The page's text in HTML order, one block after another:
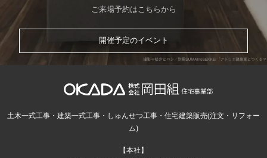
ご来場予約はこちらから
開催予定のイベント
土木一式工事・建築一式工事・しゅんせつ工事・住宅建築販売(注文・リフォー
ム)
【本社】